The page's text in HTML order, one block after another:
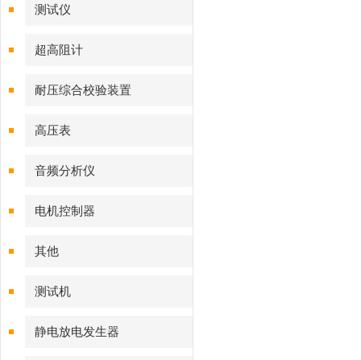
测试仪
超高阻计
耐压综合校验装置
高压表
音频分析仪
电机控制器
其他
测试机
静电放电发生器